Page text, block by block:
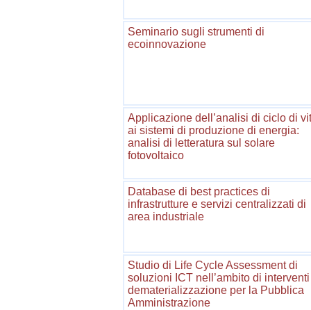
Seminario sugli strumenti di
ecoinnovazione
Applicazione dell’analisi di ciclo di
ai sistemi di produzione di energia:
analisi di letteratura sul solare
fotovoltaico
Database di best practices di
infrastrutture e servizi centralizzati di
area industriale
Studio di Life Cycle Assessment di
soluzioni ICT nell’ambito di
dematerializzazione per la Pubblica
Amministrazione